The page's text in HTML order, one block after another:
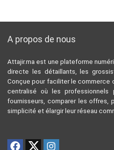
A propos de nous
Attajir.ma est une plateforme
directe les détaillants, les
Conçue pour faciliter le commerce
centralisé où les professionnels
fournisseurs, comparer les offres,
simplicité et élargir leur réseau